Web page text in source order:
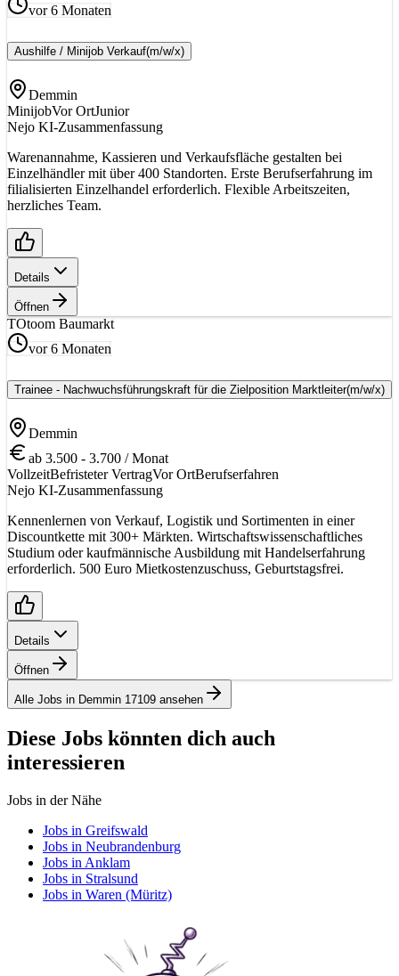
vor 6 Monaten
Aushilfe / Minijob Verkauf(m/w/x)
Demmin
MinijobVor OrtJunior
Nejo KI-Zusammenfassung
Warenannahme, Kassieren und Verkaufsfläche gestalten bei
Einzelhändler mit über 400 Standorten. Erste Berufserfahrung im
filialisierten Einzelhandel erforderlich. Flexible Arbeitszeiten,
herzliches Team.
Details
Öffnen
TOtoom Baumarkt
vor 6 Monaten
Trainee - Nachwuchsführungskraft für die Zielposition Marktleiter(m/w/x)
Demmin
ab 3.500 - 3.700 / Monat
VollzeitBefristeter VertragVor OrtBerufserfahren
Nejo KI-Zusammenfassung
Kennenlernen von Verkauf, Logistik und Sortimenten in einer
Discountkette mit 300+ Märkten. Wirtschaftswissenschaftliches
Studium oder kaufmännische Ausbildung mit Handelserfahrung
erforderlich. 500 Euro Mietkostenzuschuss, Geburtstagsfrei.
Details
Öffnen
Alle Jobs in Demmin 17109 ansehen
Diese Jobs könnten dich auch
interessieren
Jobs in der Nähe
Jobs in Greifswald
Jobs in Neubrandenburg
Jobs in Anklam
Jobs in Stralsund
Jobs in Waren (Müritz)